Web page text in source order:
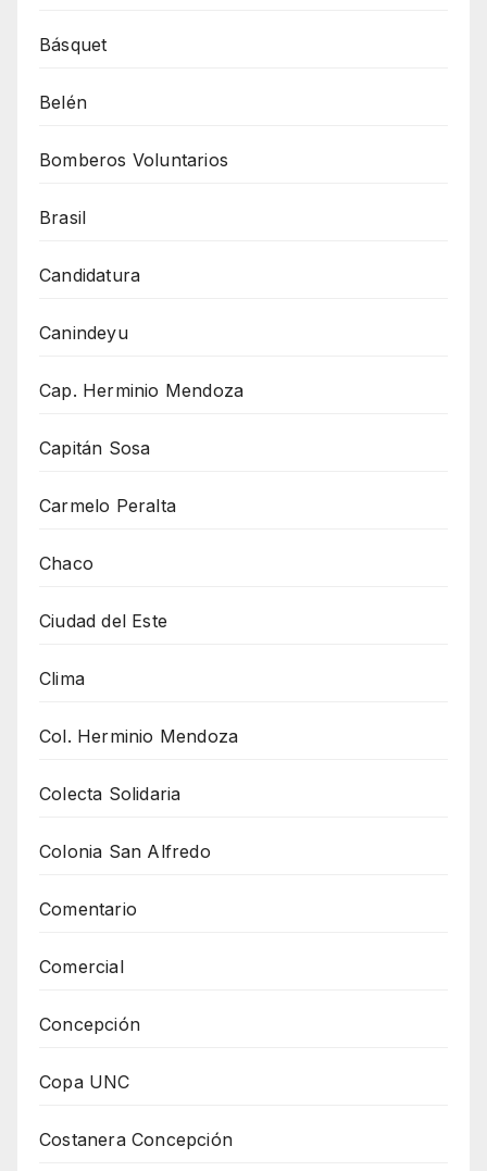
Básquet
Belén
Bomberos Voluntarios
Brasil
Candidatura
Canindeyu
Cap. Herminio Mendoza
Capitán Sosa
Carmelo Peralta
Chaco
Ciudad del Este
Clima
Col. Herminio Mendoza
Colecta Solidaria
Colonia San Alfredo
Comentario
Comercial
Concepción
Copa UNC
Costanera Concepción